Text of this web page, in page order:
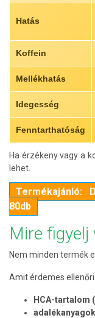
Hatás
Koffein
Mellékhatás
Idegesség
Fenntarthatóság
Ha érzékeny vagy a
lehet.
Termékajánló:
80db
Mire figyelj
Nem minden termék
Amit érdemes
HCA-tartalom